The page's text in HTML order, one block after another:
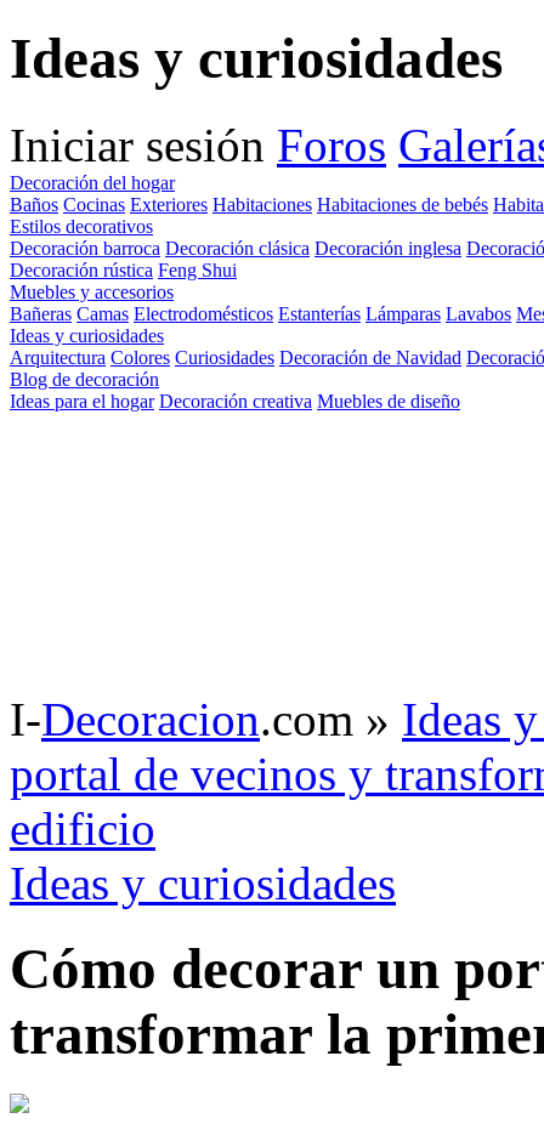
Ideas y curiosidades
Iniciar sesión Foros
Decoración del hogar
Baños Cocinas Exteriores Habitaciones Habitaciones de bebés
Estilos decorativos
Decoración barroca Decoración clásica Decoración inglesa
Decoración rústica Feng Shui
Muebles y accesorios
Bañeras Camas Electrodomésticos Estanterías Lámparas Lavabos
Ideas y curiosidades
Arquitectura Colores Curiosidades Decoración de Navidad
Blog de decoración
Ideas para el hogar Decoración creativa Muebles de diseño
I-Decoracion.com » Ideas
portal de vecinos y
edificio
Ideas y curiosidades
Cómo decorar un
transformar la